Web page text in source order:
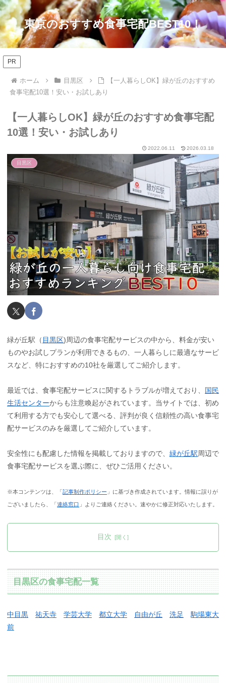
東京のおすすめ食事宅配BEST10！
PR
ホーム 目黒区
【一人暮らしOK】緑が丘のおすすめ
食事宅配10選！安い・お試しあり
【一人暮らしOK】緑が丘のおすすめ食事宅配
10選！安い・お試しあり
2022.06.11 2026.03.18
目黒区
緑が丘駅（ 目黒区)周辺の食事宅配サービスの中から、料金が安い
ものやお試しプランが利用できるもの、一人暮らしに最適なサービ
スなど、特におすすめの10社を厳選してご紹介します。
最近では、食事宅配サービスに関するトラブルが増えており、
国民
生活センターからも注意喚起がされています。当サイトでは、初め
て利用する方でも安心して選べる、評判が良く信頼性の高い食事宅
配サービスのみを厳選してご紹介しています。
安全性にも配慮した情報を掲載しておりますので、 緑が丘駅 周辺で
食事宅配サービスを選ぶ際に、ぜひご活用ください。
※本コンテンツは、「記事制作ポリシー 」に基づき作成されています。情報に誤りが
ございましたら、「連絡窓口 」よりご連絡ください。速やかに修正対応いたします。
目次
目黒区の食事宅配一覧
中目黒 祐天寺 学芸大学 都立大学 自由が丘 洗足
駒場東大
前